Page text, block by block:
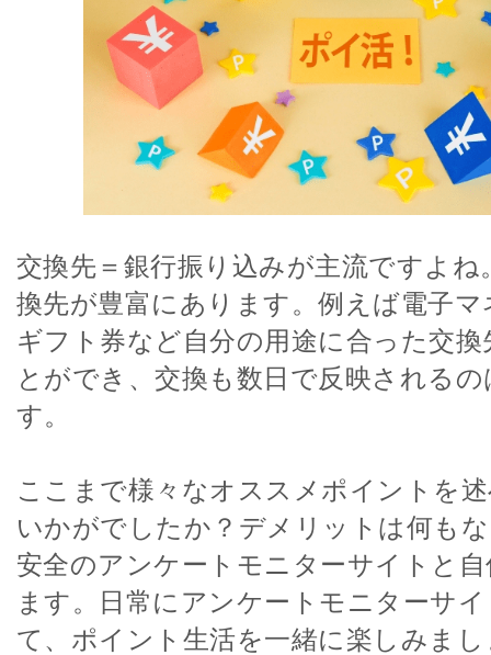
交換先＝銀行振り込みが主流ですよね
換先が豊富にあります。例えば電子マ
ギフト券など自分の用途に合った交
とができ、交換も数日で反映される
す。
ここまで様々なオススメポイントを
いかがでしたか？デメリットは何も
安全のアンケートモニターサイトと
ます。日常にアンケートモニターサ
て、ポイント生活を一緒に楽しみま